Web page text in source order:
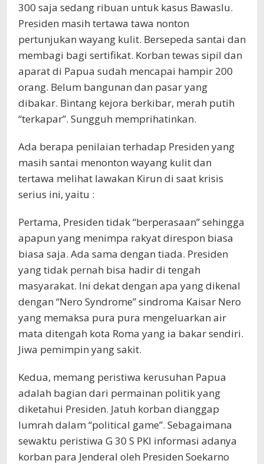
300 saja sedang ribuan untuk kasus Bawaslu.
Presiden masih tertawa tawa nonton
pertunjukan wayang kulit. Bersepeda santai dan
membagi bagi sertifikat. Korban tewas sipil dan
aparat di Papua sudah mencapai hampir 200
orang. Belum bangunan dan pasar yang
dibakar. Bintang kejora berkibar, merah putih
“terkapar”. Sungguh memprihatinkan.
Ada berapa penilaian terhadap Presiden yang
masih santai menonton wayang kulit dan
tertawa melihat lawakan Kirun di saat krisis
serius ini, yaitu :
Pertama, Presiden tidak “berperasaan” sehingga
apapun yang menimpa rakyat direspon biasa
biasa saja. Ada sama dengan tiada. Presiden
yang tidak pernah bisa hadir di tengah
masyarakat. Ini dekat dengan apa yang dikenal
dengan “Nero Syndrome” sindroma Kaisar Nero
yang memaksa pura pura mengeluarkan air
mata ditengah kota Roma yang ia bakar sendiri.
Jiwa pemimpin yang sakit.
Kedua, memang peristiwa kerusuhan Papua
adalah bagian dari permainan politik yang
diketahui Presiden. Jatuh korban dianggap
lumrah dalam “political game”. Sebagaimana
sewaktu peristiwa G 30 S PKI informasi adanya
korban para Jenderal oleh Presiden Soekarno